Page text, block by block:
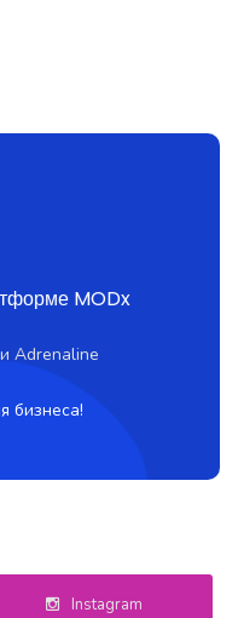
MODx
Adrenaline
бизнеса!
Instagram